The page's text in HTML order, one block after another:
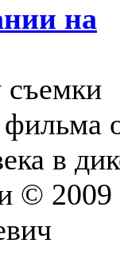
на
съемки
фильма
в
© 2009